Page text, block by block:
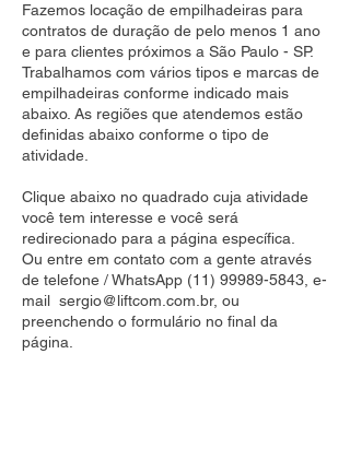
Fazemos locação de empilhadeiras para
contratos de duração de pelo menos 1 ano
e para clientes próximos a São Paulo - SP.
Trabalhamos com vários tipos e marcas de
empilhadeiras conforme indicado mais
abaixo. As regiões que atendemos estão
definidas abaixo conforme o tipo de
atividade.
Clique abaixo no quadrado cuja atividade
você tem interesse e você será
redirecionado para a página específica.
Ou entre em contato com a gente através
de telefone / WhatsApp (11) 99989-5843 , e-
mail sergio@liftcom.com.br, ou
preenchendo o formulário no final da
página.